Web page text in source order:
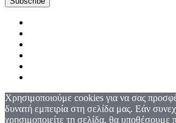
Χρησιμοποιούμε cookies για να σας
δυνατή εμπειρία στη σελίδα μας. Εάν
χρησιμοποιείτε τη σελίδα, θα υποθέσουμε